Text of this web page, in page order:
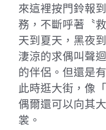
來這裡按門鈴報
務，不斷呼著〝
天到夏天，黑夜
淒涼的求偶叫聲
的伴侶。但還是
此時逛大街，像
偶爾還可以向其
裳。